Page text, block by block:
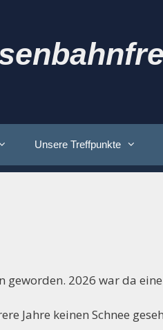
Unsere Treffpunkte
geworden. 2026 war da
Jahre keinen Schnee